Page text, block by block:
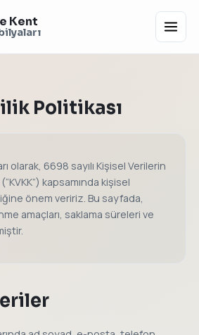
Kent
Menü
Politikası
olarak, 6698 sayılı Kişisel Verilerin
kapsamında kişisel
önem veririz. Bu sayfada,
amaçları, saklama süreleri ve